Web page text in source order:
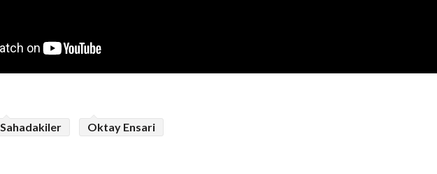
Sahadakiler Oktay Ensari